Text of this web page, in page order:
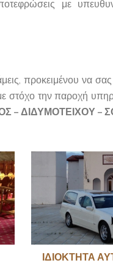
με
προκειμένου να
στόχο την παροχή
– ΔΙΔΥΜΟΤΕΙΧΟΥ –
ΙΔΙΟΚΤΗΤΑ